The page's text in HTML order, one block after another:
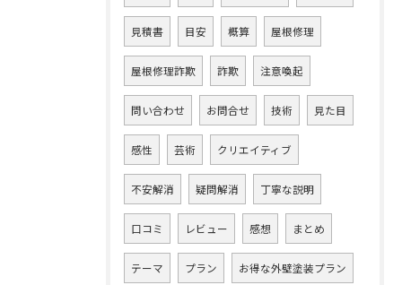
見積書 目安 概算 屋根修理
屋根修理詐欺 詐欺 注意喚起
問い合わせ お問合せ 技術 見た目
感性 芸術 クリエイティブ
不安解消 疑問解消 丁寧な説明
口コミ レビュー 感想 まとめ
テーマ プラン お得な外壁塗装プラン